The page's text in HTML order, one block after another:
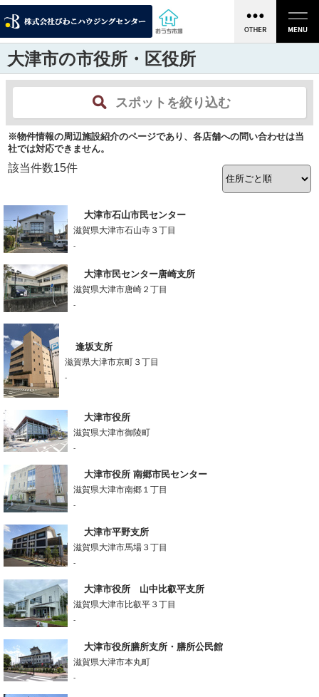
大津市の市役所・区役所
スポットを絞り込む
※物件情報の周辺施設紹介のページであり、各店舗への問い合わせは当
社では対応できません。
該当件数15件
大津市石山市民センター
滋賀県大津市石山寺３丁目
-
大津市民センター唐崎支所
滋賀県大津市唐崎２丁目
-
逢坂支所
滋賀県大津市京町３丁目
-
大津市役所
滋賀県大津市御陵町
-
大津市役所 南郷市民センター
滋賀県大津市南郷１丁目
-
大津市平野支所
滋賀県大津市馬場３丁目
-
大津市役所 山中比叡平支所
滋賀県大津市比叡平３丁目
-
大津市役所膳所支所・膳所公民館
滋賀県大津市本丸町
-